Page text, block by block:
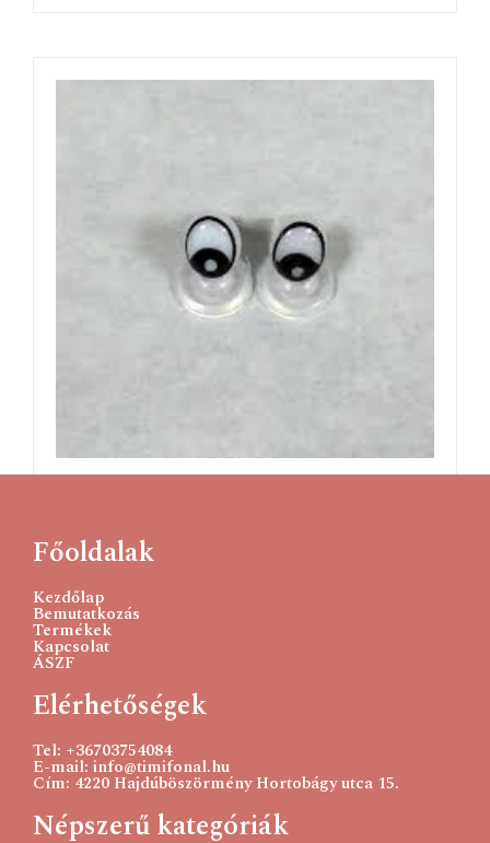
Főoldalak
Kezdőlap
Bemutatkozás
Termékek
Kapcsolat
ÁSZF
Elérhetőségek
Tel: +36703754084
E-mail: info@timifonal.hu
Cím: 4220 Hajdúböszörmény Hortobágy utca 15.
Népszerű kategóriák